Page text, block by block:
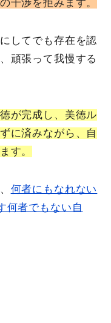
干渉を拒みます。
してでも存在を認
頑張って我慢する
が完成し、美徳ル
に済みながら、自
す。
何者にもなれない
何者でもない自